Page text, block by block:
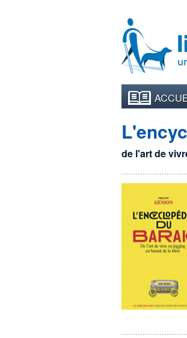
de l'art de